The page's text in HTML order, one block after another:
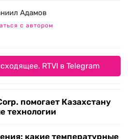
Адамов
с автором
RTVI в Telegram
помогает Казахстану
технологии
какие температурные